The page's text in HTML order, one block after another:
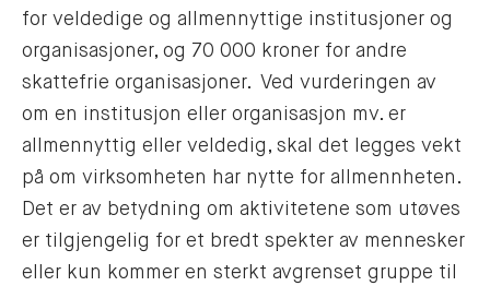
for veldedige og allmennyttige institusjoner og
organisasjoner, og 70 000 kroner for andre
skattefrie organisasjoner. Ved vurderingen av
om en institusjon eller organisasjon mv. er
allmennyttig eller veldedig, skal det legges vekt
på om virksomheten har nytte for allmennheten.
Det er av betydning om aktivitetene som utøves
er tilgjengelig for et bredt spekter av mennesker
eller kun kommer en sterkt avgrenset gruppe til